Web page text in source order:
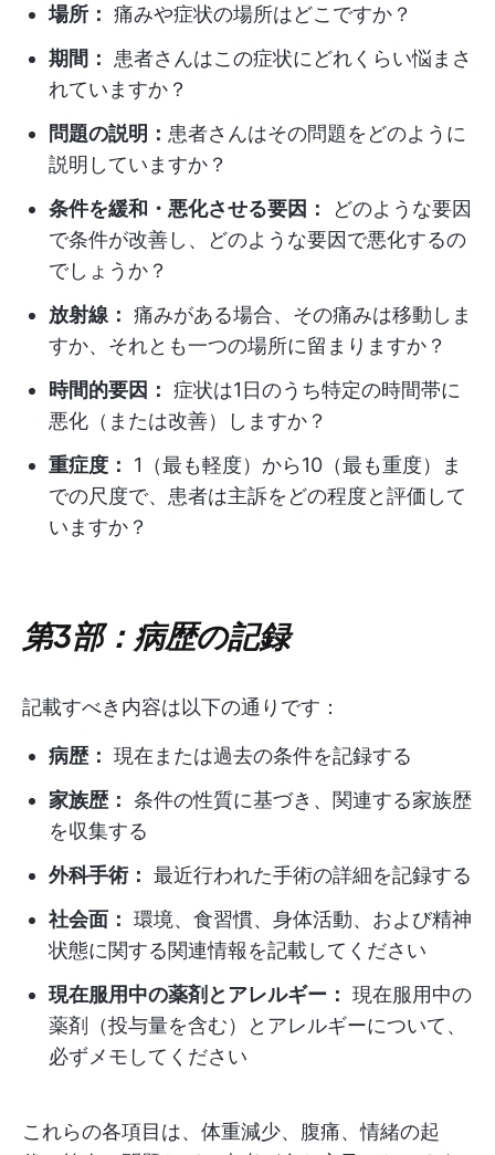
場所： 痛みや症状の場所はどこですか？
期間：
患者さんはこの症状にどれくらい悩まさ
れていますか？
問題の説明： 患者さんはその問題をどのように
説明していますか？
条件を緩和・悪化させる要因：
どのような要因
で条件が改善し、どのような要因で悪化するの
でしょうか？
放射線： 痛みがある場合、その痛みは移動しま
すか、それとも一つの場所に留まりますか？
時間的要因： 症状は1日のうち特定の時間帯に
悪化（または改善）しますか？
重症度：
1（最も軽度）から10（最も重度）ま
での尺度で、患者は主訴をどの程度と評価して
いますか？
第3部：病歴の記録
記載すべき内容は以下の通りです：
病歴： 現在または過去の条件を記録する
家族歴： 条件の性質に基づき、関連する家族歴
を収集する
外科手術： 最近行われた手術の詳細を記録する
社会面： 環境、食習慣、身体活動、および精神
状態に関する関連情報を記載してください
現在服用中の薬剤とアレルギー： 現在服用中の
薬剤（投与量を含む）とアレルギーについて、
必ずメモしてください
これらの各項目は、体重減少、腹痛、情緒の起